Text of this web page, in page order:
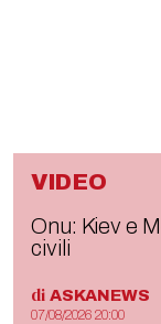
VIDEO
Onu: Kiev e
civili
di ASKANEWS
07/08/2026 20:00